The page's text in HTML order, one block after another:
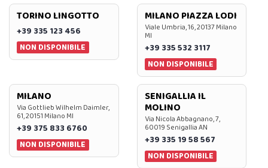
TORINO LINGOTTO
+39 335 123 456
NON DISPONIBILE
MILANO PIAZZA LODI
Viale Umbria, 16, 20137 Milano
MI
+39 335 532 3117
NON DISPONIBILE
MILANO
Via Gottlieb Wilhelm Daimler,
61, 20151 Milano MI
+39 375 833 6760
NON DISPONIBILE
SENIGALLIA IL
MOLINO
Via Nicola Abbagnano, 7,
60019 Senigallia AN
+39 335 19 58 567
NON DISPONIBILE